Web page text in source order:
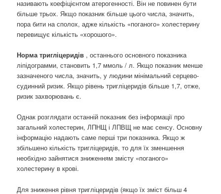
називають коефіцієнтом атерогенності. Він не повинен бути
більше трьох. Якщо показник більше цього числа, значить,
пора бити на сполох, адже кількість «поганого» холестерину
перевищує кількість «хорошого».
Норма тригліцеридів , останнього основного показника
ліпідограмми, становить 1,7 ммоль / л. Якщо показник менше
зазначеного числа, значить, у людини мінімальний серцево-
судинний ризик. Якщо рівень тригліцеридів більше 1,7, отже,
ризик захворювань є.
Однак розглядати останній показник без інформації про
загальний холестерин, ЛПНЩ і ЛПВЩ не має сенсу. Основну
інформацію надають саме перші три показника. Якщо ж
збільшено кількість тригліцеридів, то для їх зменшення
необхідно зайнятися зниженням змісту «поганого»
холестерину в крові.
Для зниження рівня тригліцеридів (якщо їх зміст більш 4